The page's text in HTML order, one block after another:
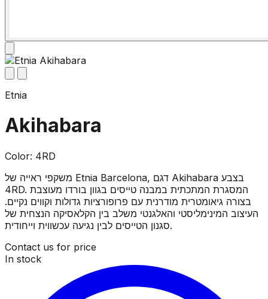
Etnia
Akihabara
Color: 4RD
משקפי ראייה של Etnia Barcelona, דגם Akihabara בצבע
4RD. המסגרת המתכתית במבנה טייסים בגוון בורדו מעוצבת
בצורה גיאומטרית מודרנית עם פרופורציות גדולות וקווים נקיים.
העיצוב המינימליסטי והאלגנטי משלב בין הקלאסיקה הנצחית של
סגנון הטייסים לבין נגיעה עכשווית וייחודית.
Contact us for price
In stock